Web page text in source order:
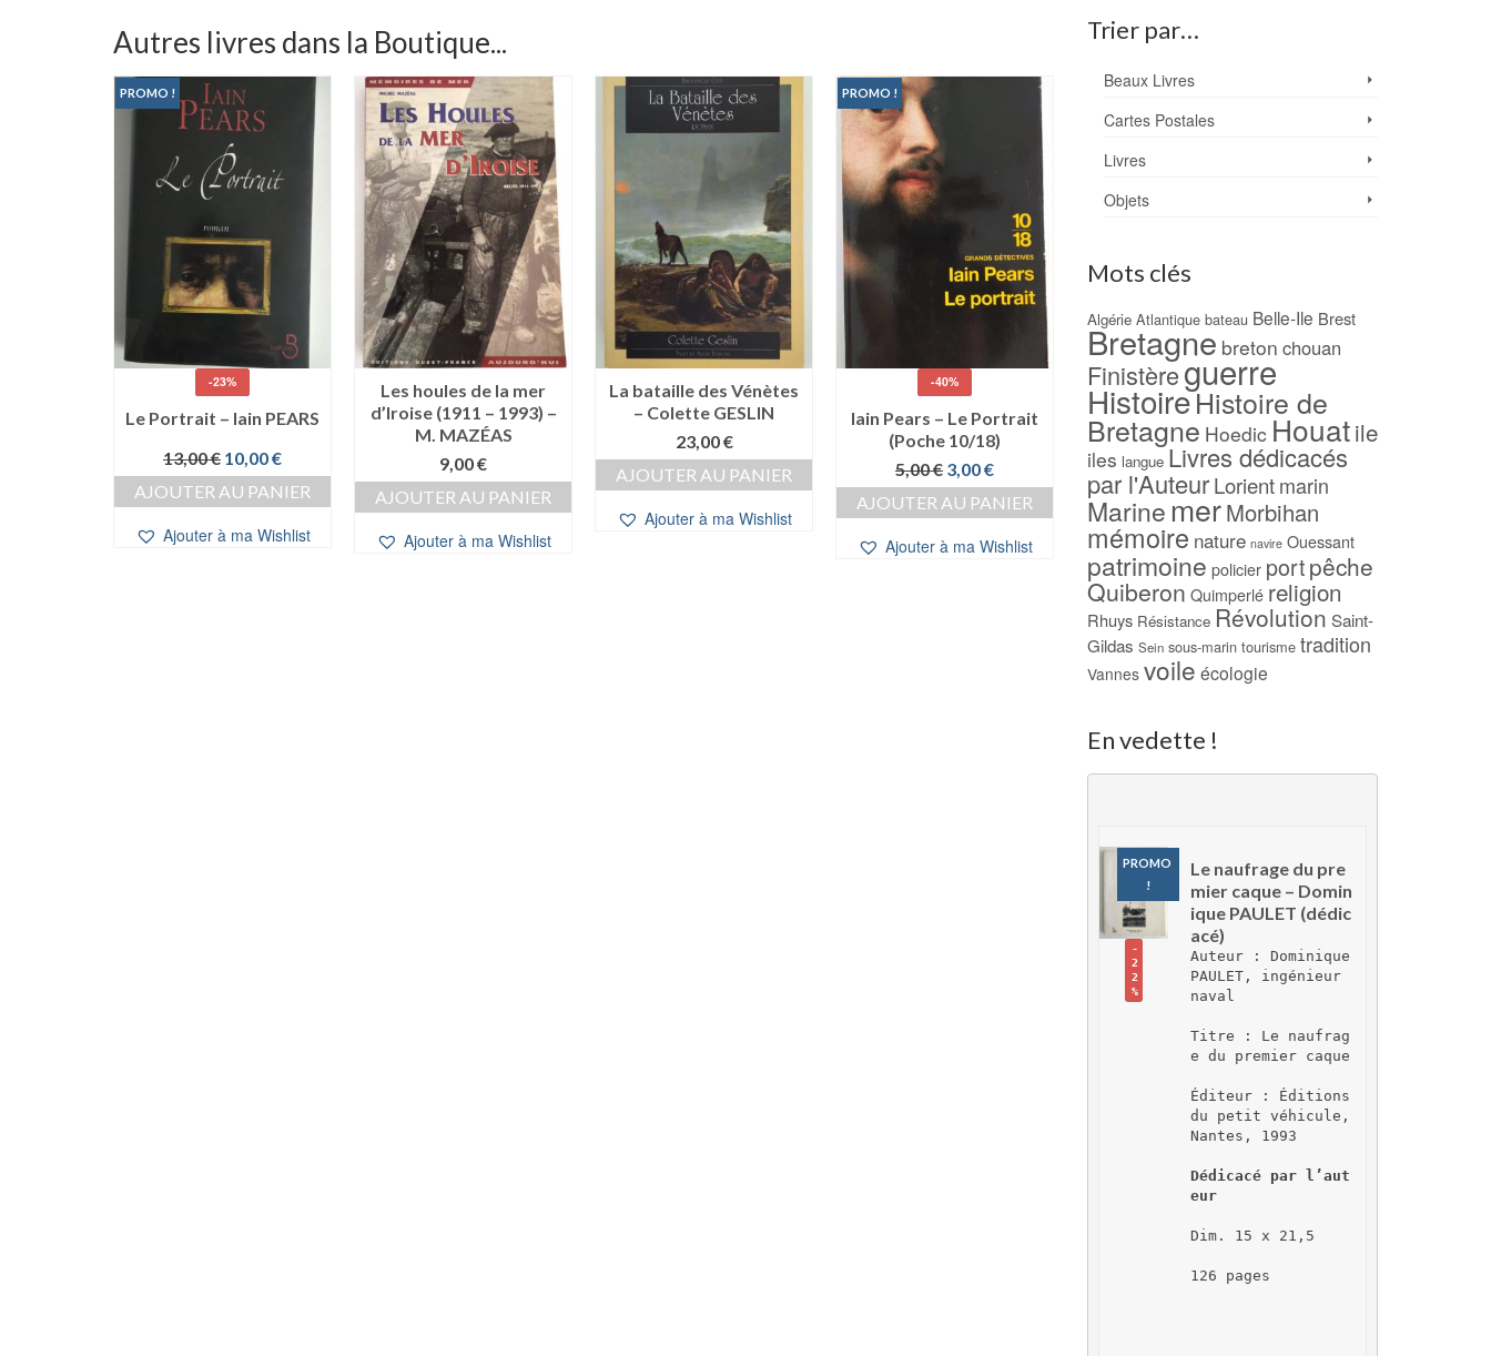
Autres livres dans la Boutique...
PROMO !
-23%
Le Portrait – Iain PEARS
13,00€ Le
prix
initial
13,00 €.
10,00€Le
prix
actuel
10,00 €.
AJOUTER AU PANIER
Ajouter à ma Wishlist
Les houles de la mer
d’Iroise (1911 – 1993) –
M. MAZÉAS
9,00€
AJOUTER AU PANIER
Ajouter à ma Wishlist
La bataille des Vénètes
– Colette GESLIN
23,00€
AJOUTER AU PANIER
Ajouter à ma Wishlist
PROMO !
-40%
Iain Pears – Le Portrait
(Poche 10/18)
5,00€ Le
prix
initial
5,00 €.
3,00€Le
prix
actuel
3,00 €.
AJOUTER AU PANIER
Ajouter à ma Wishlist
-33%
Belle Ile Houat Hoedic,
au cours des siècles
(1996) – Charles
FLOQUET
15,00€Le
prix
était :
15,00 €.
10,00€Le
prix
est :
10,00 €.
AJOUTER AU PANIER
Ajouter à ma Wishlist
AJOUTER AU
Trier par…
Beaux Livres
Cartes Postales
Livres
Objets
Mots clés
Algérie Atlantique bateau Belle-Ile Brest
Bretagne breton chouan
Finistèreguerre
HistoireHistoire de
Bretagne Hoedic Houatile
iles langue Livres dédicacés
par l'Auteur Lorient marin
Marine merMorbihan
mémoire nature navire Ouessant
patrimoine policier portpêche
Quiberon Quimperlé religion
Rhuys Résistance Révolution Saint-
Gildas Sein sous-marin tourisme tradition
Vannes voile écologie
En vedette !
PROMO
!
-
2
2
%
Le naufrage du pre
mier caque – Domin
ique PAULET (dédic
acé)
Auteur : Dominique
PAULET, ingénieur
naval
Titre : Le naufrag
e du premier caque
Éditeur : Éditions
du petit véhicule,
Nantes, 1993
Dédicacé par l’aut
eur
Dim. 15 x 21,5
126 pages